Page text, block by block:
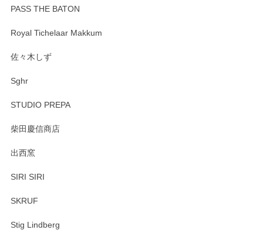
PASS THE BATON
Royal Tichelaar Makkum
佐々木しず
Sghr
STUDIO PREPA
柴田慶信商店
出西窯
SIRI SIRI
SKRUF
Stig Lindberg